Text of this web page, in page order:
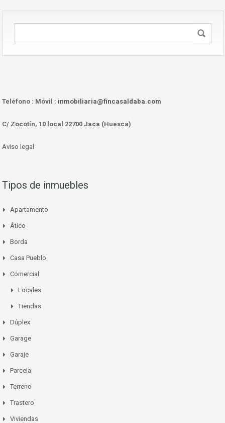
Teléfono : Móvil : inmobiliaria@fincasaldaba.com
C/ Zocotín, 10 local 22700 Jaca (Huesca)
Aviso legal
Tipos de inmuebles
Apartamento
Ático
Borda
Casa Pueblo
Comercial
Locales
Tiendas
Dúplex
Garage
Garaje
Parcela
Terreno
Trastero
Viviendas